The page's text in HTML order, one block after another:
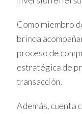
Otro ejemplo es el
Florida. Un grupo
aportar capital
debido a
proyecto y
y la asesoría legal
Como miembro
brinda
proceso de
estratégica de
transacción.
Además, cuenta